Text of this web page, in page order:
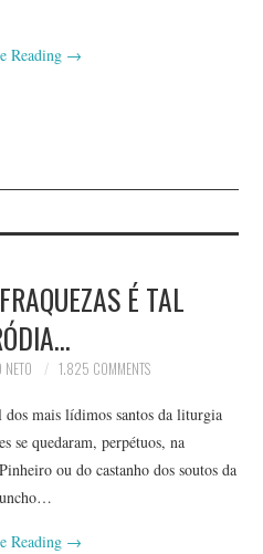
Reading →
É TAL
NETO 1.825 COMMENTS
mais lídimos santos da liturgia
se quedaram, perpétuos, na
ou do castanho dos soutos da
Reading →